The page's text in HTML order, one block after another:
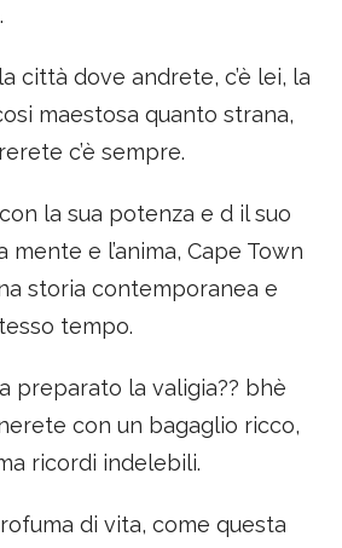
città dove andrete, c’è lei, la
maestosa quanto strana,
c’è sempre.
la sua potenza e d il suo
e l’anima, Cape Town
storia contemporanea e
tempo.
preparato la valigia?? bhè
con un bagaglio ricco,
ricordi indelebili.
di vita, come questa